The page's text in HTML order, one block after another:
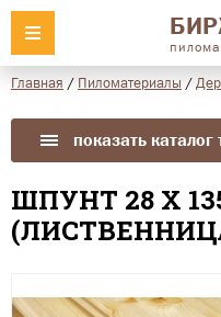
Главная / Пиломатериалы /
показать каталог
ШПУНТ 28 Х